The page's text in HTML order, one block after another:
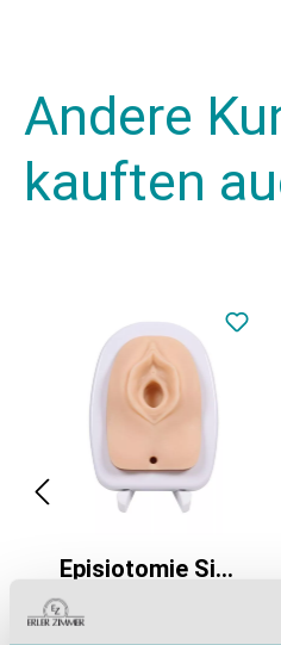
Andere
kauften
Episiotomie Simulator
264,18 €*